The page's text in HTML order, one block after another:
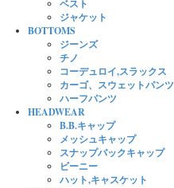
ベスト
ジャケット
BOTTOMS
ジーンズ
チノ
コーデュロイ,スラックス
カーゴ、スウェットパンツ
ハーフパンツ
HEADWEAR
B.B.キャップ
メッシュキャップ
スナップバックキャップ
ビーニー
ハット,キャスケット